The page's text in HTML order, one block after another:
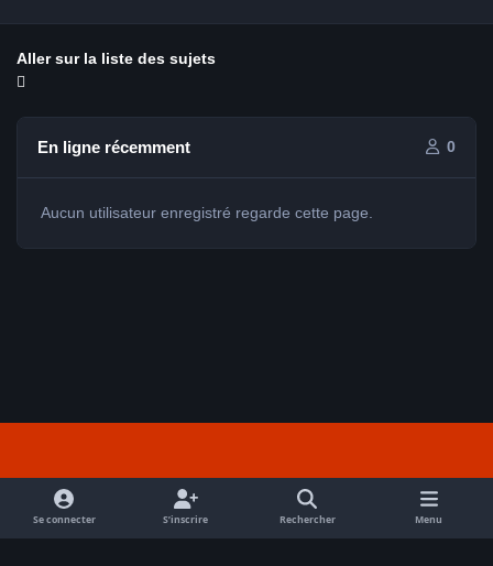
Aller sur la liste des sujets
En ligne récemment 0
Aucun utilisateur enregistré regarde cette page.
f
a
c
Se connecter S’inscrire Rechercher Menu